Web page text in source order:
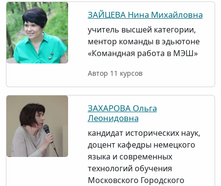
ЗАЙЦЕВА Нина Михайловна
учитель высшей категории,
ментор команды в эдьютоне
«Командная работа в МЭШ»
Автор 11 курсов
ЗАХАРОВА Ольга
Леонидовна
кандидат исторических наук,
доцент кафедры немецкого
языка и современных
технологий обучения
Московского Городского